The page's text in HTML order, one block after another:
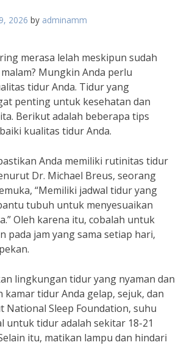
2026 by adminamm
merasa lelah meskipun sudah
Mungkin Anda perlu
tidur Anda. Tidur yang
penting untuk kesehatan dan
Berikut adalah beberapa tips
kualitas tidur Anda.
Anda memiliki rutinitas tidur
Dr. Michael Breus, seorang
“Memiliki jadwal tidur yang
tubuh untuk menyesuaikan
Oleh karena itu, cobalah untuk
pada jam yang sama setiap hari,
lingkungan tidur yang nyaman dan
kamar tidur Anda gelap, sejuk, dan
National Sleep Foundation, suhu
untuk tidur adalah sekitar 18-21
itu, matikan lampu dan hindari